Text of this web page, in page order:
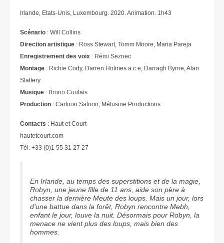
Irlande, Etats-Unis, Luxembourg. 2020. Animation. 1h43
Scénario : Will Collins
Direction artistique : Ross Stewart, Tomm Moore, Maria Pareja
Enregistrement des voix : Rémi Seznec
Montage : Richie Cody, Darren Holmes a.c.e, Darragh Byrne, Alan
Slattery
Musique : Bruno Coulais
Production : Cartoon Saloon, Mélusine Productions
Contacts : Haut et Court
hautetcourt.com
Tél. +33 (0)1 55 31 27 27
En Irlande, au temps des superstitions et de la magie,
Robyn, une jeune fille de 11 ans, aide son père à
chasser la dernière Meute des loups. Mais un jour, lors
d’une battue dans la forêt, Robyn rencontre Mebh,
enfant le jour, louve la nuit. Désormais pour Robyn, la
menace ne vient plus des loups, mais bien des
hommes.